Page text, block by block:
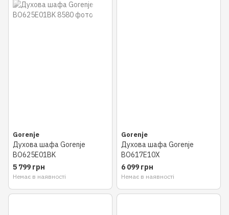
Gorenje
Духова шафа Gorenje
BO625E01BK
5 799 грн
Немає в наявності
Gorenje
Духова шафа Gorenje
BO617E10X
6 099 грн
Немає в наявності